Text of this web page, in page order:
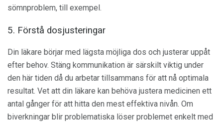
sömnproblem, till exempel.
5. Förstå dosjusteringar
Din läkare börjar med lägsta möjliga dos och justerar uppåt
efter behov. Stäng kommunikation är särskilt viktig under
den här tiden då du arbetar tillsammans för att nå optimala
resultat. Vet att din läkare kan behöva justera medicinen ett
antal gånger för att hitta den mest effektiva nivån. Om
biverkningar blir problematiska löser problemet enkelt med